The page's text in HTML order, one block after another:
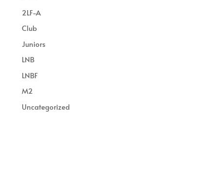
2LF-A
Club
Juniors
LNB
LNBF
M2
Uncategorized